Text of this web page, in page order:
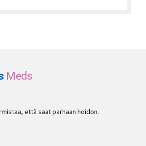
Meds
että saat parhaan hoidon.